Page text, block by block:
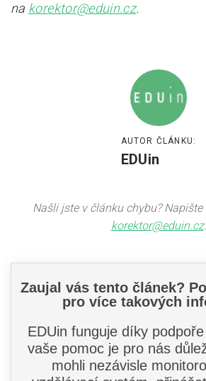
na korektor@eduin.cz.
AUTOR ČLÁNKU:
EDUin
Našli jste v článku chybu?
korektor@eduin.cz.